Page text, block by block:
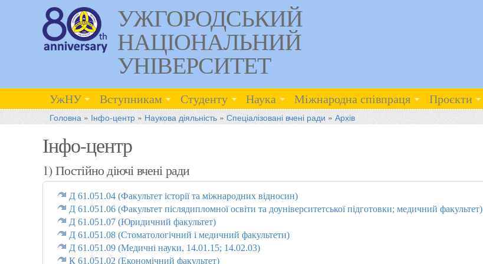
УЖГОРОДСЬКИЙ
НАЦІОНАЛЬНИЙ
УНІВЕРСИТЕТ
УжНУ Вступникам Студенту Наука Міжнародна співпраця Проєкти
Головна » Інфо-центр» Наукова діяльність» Спеціалізовані вчені ради » Архів
Інфо-центр
1) Постійно діючі вчені ради
Д 61.051.04 (Факультет історії та міжнародних відносин)
Д 61.051.06 (Факультет післядипломної освіти та доуніверситетської підготовки; медичний факультет)
Д 61.051.07 (Юридичний факультет)
Д 61.051.08 (Стоматологічний і медичний факультети)
Д 61.051.09 (Медичні науки, 14.01.15; 14.02.03)
К 61.051.02 (Економічний факультет)